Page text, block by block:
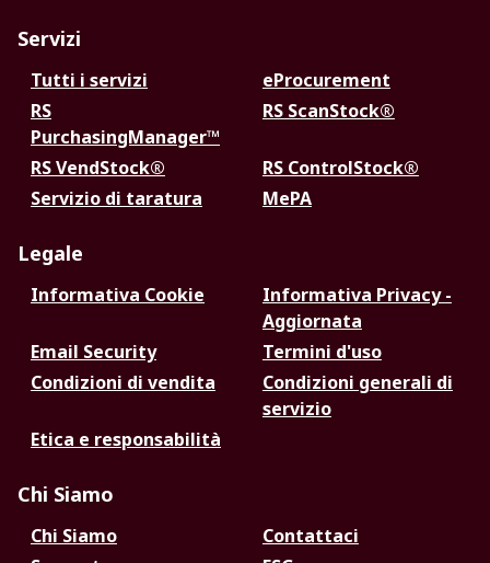
Servizi
Tutti i servizi
eProcurement
RS
PurchasingManager™
RS ScanStock®
RS VendStock®
RS ControlStock®
Servizio di taratura
MePA
Legale
Informativa Cookie
Informativa Privacy -
Aggiornata
Email Security
Termini d'uso
Condizioni di vendita
Condizioni generali di
servizio
Etica e responsabilità
Chi Siamo
Chi Siamo
Contattaci